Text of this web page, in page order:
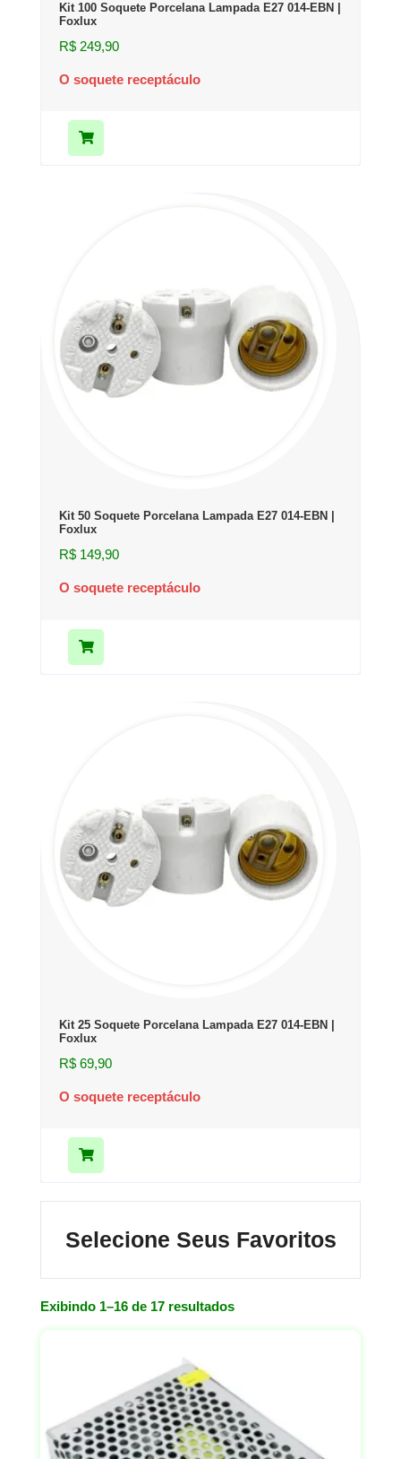
Kit 100 Soquete Porcelana Lampada E27 014-EBN |
Foxlux
R$ 249,90
O soquete receptáculo
Kit 50 Soquete Porcelana Lampada E27 014-EBN |
Foxlux
R$ 149,90
O soquete receptáculo
Kit 25 Soquete Porcelana Lampada E27 014-EBN |
Foxlux
R$ 69,90
O soquete receptáculo
Selecione Seus Favoritos
Exibindo 1–16 de 17 resultados